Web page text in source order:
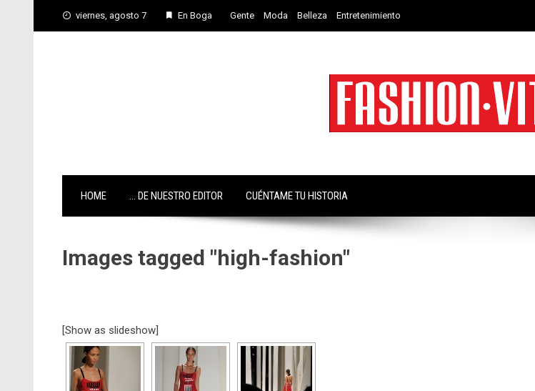
viernes, agosto 7 En Boga Gente Moda Belleza Entretenimiento
HOME … DE NUESTRO EDITOR CUÉNTAME TU HISTORIA
Images tagged "high-fashion"
[Show as slideshow]